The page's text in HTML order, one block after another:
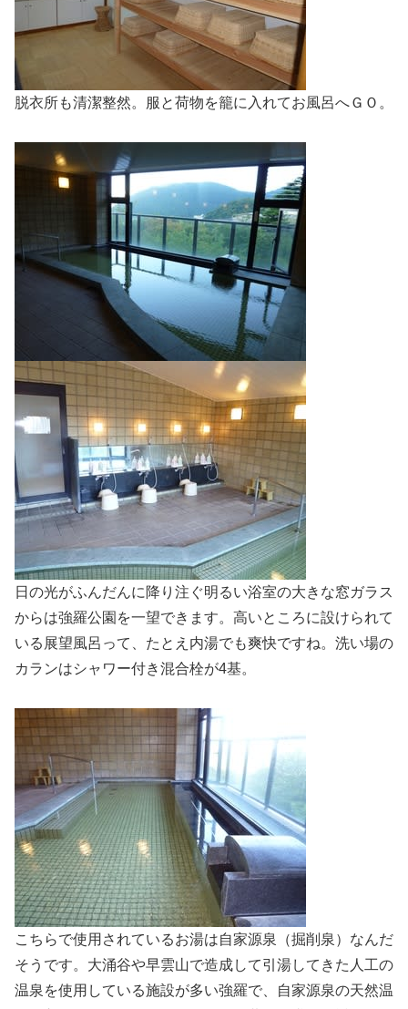
脱衣所も清潔整然。服と荷物を籠に入れてお風呂へＧＯ。
日の光がふんだんに降り注ぐ明るい浴室の大きな窓ガラス
からは強羅公園を一望できます。高いところに設けられて
いる展望風呂って、たとえ内湯でも爽快ですね。洗い場の
カランはシャワー付き混合栓が4基。
こちらで使用されているお湯は自家源泉（掘削泉）なんだ
そうです。大涌谷や早雲山で造成して引湯してきた人工の
温泉を使用している施設が多い強羅で、自家源泉の天然温